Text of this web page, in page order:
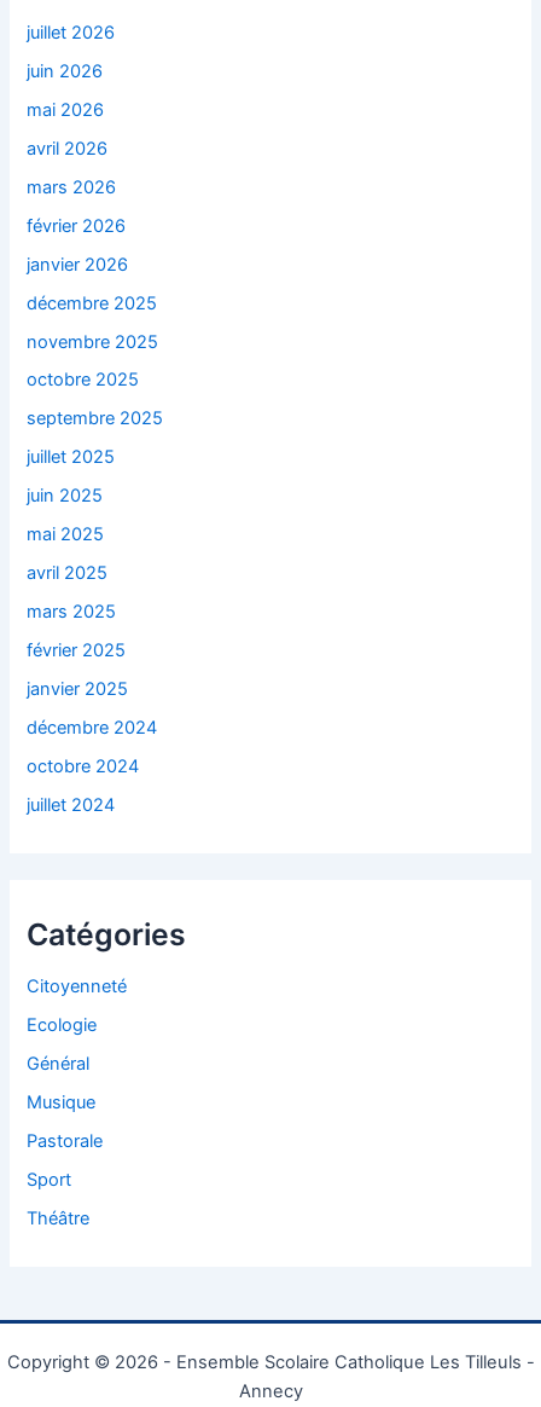
juillet 2026
juin 2026
mai 2026
avril 2026
mars 2026
février 2026
janvier 2026
décembre 2025
novembre 2025
octobre 2025
septembre 2025
juillet 2025
juin 2025
mai 2025
avril 2025
mars 2025
février 2025
janvier 2025
décembre 2024
octobre 2024
juillet 2024
Catégories
Citoyenneté
Ecologie
Général
Musique
Pastorale
Sport
Théâtre
Copyright © 2026 - Ensemble Scolaire Catholique Les Tilleuls -
Annecy